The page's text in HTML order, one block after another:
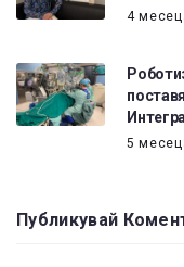
4
5
Публикувай